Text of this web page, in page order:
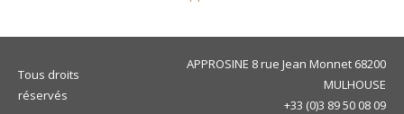
Tous droits
réservés
APPROSINE 8 rue Jean Monnet 68200
MULHOUSE
+33 (0)3 89 50 08 09